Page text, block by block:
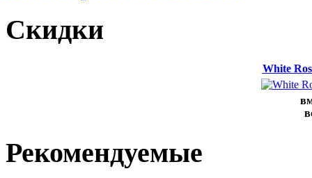
Скидки
White
Рекомендуемые